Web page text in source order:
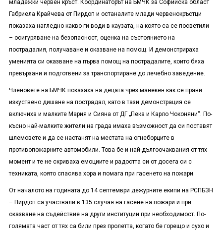
младежки червен кръст. Координаторът на БМЧК за Софийска област
Габриела Крайчева от Пирдоп и останалите млади червенокръстци
показаха нагледно какво ги води в каузата, на която са се посветили
– осигуряване на безопасност, оценка на състоянието на
пострадалия, получаване и оказване на помощ. И демонстрираха
уменията си оказване на първа помощ на пострадалите, които бяха
превързани и подготвени за транспортиране до лечебно заведение.
Членовете на БМЧК показаха на децата чрез манекен как се прави
изкуствено дишане на пострадал, като в тази демонстрация се
включиха и малките Мария и Сияна от ДГ „Пека и Карло Чоконяни“. По-
късно най-малките жители на града имаха възможност да си поставят
шлемовете и да се настанят на местата на огнеборците в
противопожарните автомобили. Това бе и най-дългоочаквания от тях
момент и те не скриваха емоциите и радостта си от досега си с
техниката, която спасява хора и помага при гасенето на пожари.
От началото на годината до 14 септември дежурните екипи на РСПБЗН
– Пирдоп са участвали в 135 случая на гасене на пожари и при
оказване на съдействие на други институции при необходимост. По-
голямата част от тях са били през пролетта, когато бе горещо и сухо и